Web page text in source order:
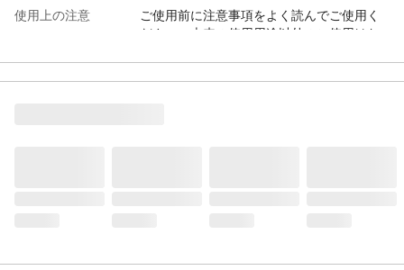
使用上の注意
ご使用前に注意事項をよく読んでご使用く
ださい。本来の使用用途以外のご使用はお